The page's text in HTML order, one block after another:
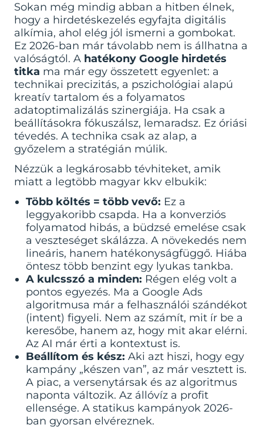
Sokan még mindig abban a hitben élnek,
hogy a hirdetéskezelés egyfajta digitális
alkímia, ahol elég jól ismerni a gombokat.
Ez 2026-ban már távolabb nem is állhatna a
valóságtól. A hatékony Google hirdetés
titka ma már egy összetett egyenlet: a
technikai precizitás, a pszichológiai alapú
kreatív tartalom és a folyamatos
adatoptimalizálás szinergiája. Ha csak a
beállításokra fókuszálsz, lemaradsz. Ez óriási
tévedés. A technika csak az alap, a
győzelem a stratégián múlik.
Nézzük a legkárosabb tévhiteket, amik
miatt a legtöbb magyar kkv elbukik:
Több költés = több vevő: Ez a
leggyakoribb csapda. Ha a konverziós
folyamatod hibás, a büdzsé emelése csak
a veszteséget skálázza. A növekedés nem
lineáris, hanem hatékonyságfüggő. Hiába
öntesz több benzint egy lyukas tankba.
A kulcsszó a minden: Régen elég volt a
pontos egyezés. Ma a Google Ads
algoritmusa már a felhasználói szándékot
(intent) figyeli. Nem az számít, mit ír be a
keresőbe, hanem az, hogy mit akar elérni.
Az AI már érti a kontextust is.
Beállítom és kész: Aki azt hiszi, hogy egy
kampány „készen van”, az már vesztett is.
A piac, a versenytársak és az algoritmus
naponta változik. Az állóvíz a profit
ellensége. A statikus kampányok 2026-
ban gyorsan elvéreznek.